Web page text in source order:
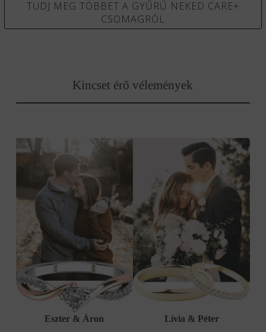
TUDJ MEG TÖBBET A GYŰRŰ NEKED CARE+
CSOMAGRÓL
Kincset érő vélemények
Eszter & Áron
Lívia & Péter